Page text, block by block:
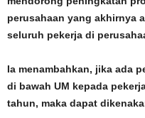
perusahaan yang akhirnya
seluruh pekerja di
Ia menambahkan, jika ada
di bawah UM kepada
tahun, maka dapat